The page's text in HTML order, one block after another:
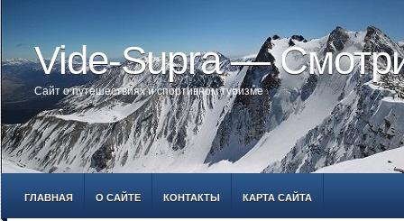
Vide-Supra —
Сайт о путешествиях и спортивном туризме
ГЛАВНАЯ О САЙТЕ КОНТАКТЫ КАРТА САЙТА